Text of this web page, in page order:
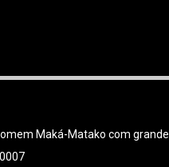
Maká-Matako com